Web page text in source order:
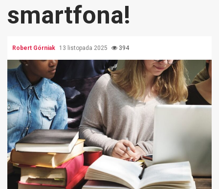
smartfona!
Robert Górniak 13 listopada 2025 394